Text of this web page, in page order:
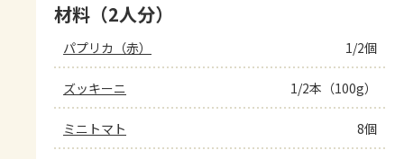
材料（2人分）
パプリカ（赤） 1/2個
ズッキーニ 1/2本（100g）
ミニトマト 8個